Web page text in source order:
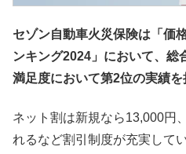
セゾン自動車火災保険は「価
ンキング2024」において、総
満足度において第2位の実績を
ネット割は新規なら13,000円
れるなど割引制度が充実してい